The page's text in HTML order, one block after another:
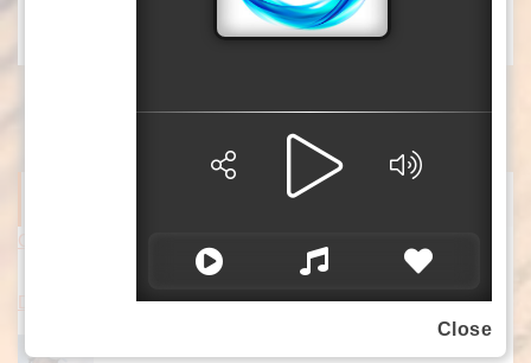
Cina, in bici sul tetto del mondo con la Trans-Himalaya Race
Darderi avanza ai quarti a Montreal, Borges battuto in rimonta
Luciano Darderi avanza ai quarti di finale del
Close